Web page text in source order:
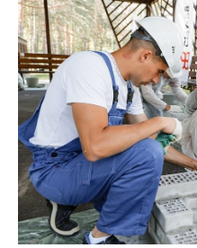
КОМУ ПРИНАДЛЕЖАТ
ТОРГОВЫЕ ЦЕНТРЫ
ТАТАРСТАНА
БЮДЖЕТ
ИНВЕСТИЦИИ
МАШИНОСТРОЕНИЕ
НЕФТЕХИМИЯ
НЕФТЬ
ОПК
ЭНЕРГЕТИКА
НОВОСТИ АВТО
БИЗНЕС
НОВОСТИ БИЗНЕСА
РОЗНИЧНАЯ ТОРГОВЛЯ
ТРАНСПОРТ
УСЛУГИ
ТЕХНОЛОГИИ
НОВОСТИ ТЕХНОЛОГИЙ
IT
МЕДИА
ТЕЛЕКОММУНИКАЦИИ
МЕРОПРИЯТИЯ
НОВОСТИ МЕРОПРИЯТИЙ
ВЫЕЗДНАЯ РЕДАКЦИЯ
БИЗНЕС-БРАНЧИ
СПОРТ
НОВОСТИ СПОРТА
ФУТБОЛ
ОБЩЕСТВО
НОВОСТИ ОБЩЕСТВА
ФОТОГАЛЕРЕЯ